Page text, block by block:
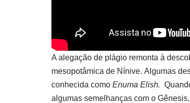
A alegação de plágio remonta à
mesopotâmica de Nínive. Algumas
conhecida como Enuma Elish.
algumas semelhanças com o